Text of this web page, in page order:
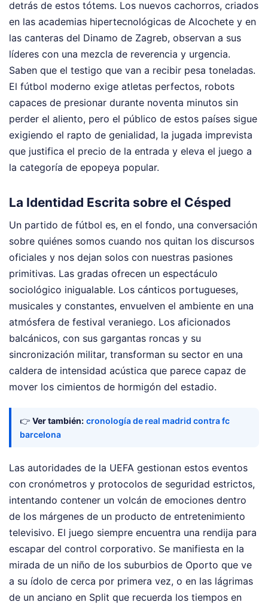
detrás de estos tótems. Los nuevos cachorros, criados
en las academias hipertecnológicas de Alcochete y en
las canteras del Dinamo de Zagreb, observan a sus
líderes con una mezcla de reverencia y urgencia.
Saben que el testigo que van a recibir pesa toneladas.
El fútbol moderno exige atletas perfectos, robots
capaces de presionar durante noventa minutos sin
perder el aliento, pero el público de estos países sigue
exigiendo el rapto de genialidad, la jugada imprevista
que justifica el precio de la entrada y eleva el juego a
la categoría de epopeya popular.
La Identidad Escrita sobre el Césped
Un partido de fútbol es, en el fondo, una conversación
sobre quiénes somos cuando nos quitan los discursos
oficiales y nos dejan solos con nuestras pasiones
primitivas. Las gradas ofrecen un espectáculo
sociológico inigualable. Los cánticos portugueses,
musicales y constantes, envuelven el ambiente en una
atmósfera de festival veraniego. Los aficionados
balcánicos, con sus gargantas roncas y su
sincronización militar, transforman su sector en una
caldera de intensidad acústica que parece capaz de
mover los cimientos de hormigón del estadio.
👉 Ver también: cronología de real madrid contra fc
barcelona
Las autoridades de la UEFA gestionan estos eventos
con cronómetros y protocolos de seguridad estrictos,
intentando contener un volcán de emociones dentro
de los márgenes de un producto de entretenimiento
televisivo. El juego siempre encuentra una rendija para
escapar del control corporativo. Se manifiesta en la
mirada de un niño de los suburbios de Oporto que ve
a su ídolo de cerca por primera vez, o en las lágrimas
de un anciano en Split que recuerda los tiempos en